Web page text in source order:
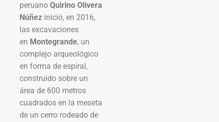
peruano Quirino Olivera
Núñez inició, en 2016,
las excavaciones
en Montegrande, un
complejo arqueológico
en forma de espiral,
construido sobre un
área de 600 metros
cuadrados en la meseta
de un cerro rodeado de